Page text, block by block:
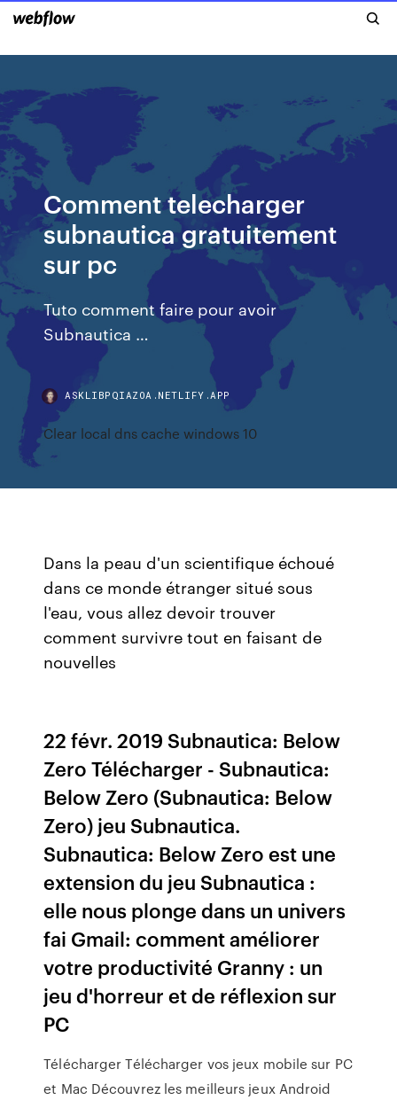
Comment telecharger
subnautica gratuitement
sur pc
Tuto comment faire pour avoir
Subnautica …
ASKLIBPQIAZOA.NETLIFY.APP
Clear local dns cache windows 10
Dans la peau d'un scientifique échoué
dans ce monde étranger situé sous
l'eau, vous allez devoir trouver
comment survivre tout en faisant de
nouvelles
22 févr. 2019 Subnautica: Below
Zero Télécharger - Subnautica:
Below Zero (Subnautica: Below
Zero) jeu Subnautica.
Subnautica: Below Zero est une
extension du jeu Subnautica :
elle nous plonge dans un univers
fai Gmail: comment améliorer
votre productivité Granny : un
jeu d'horreur et de réflexion sur
PC
Télécharger Télécharger vos jeux mobile sur PC
et Mac Découvrez les meilleurs jeux Android